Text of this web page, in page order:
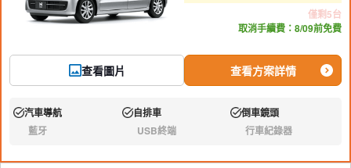
查看圖片
僅剩5台
取消手續費：8/09前免費
查看方案詳情
有:汽車導航 有:自排車 有:倒車鏡頭
藍牙 USB終端 行車紀錄器